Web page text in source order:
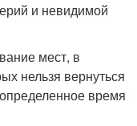
и невидимой
мест, в
нельзя вернуться
время